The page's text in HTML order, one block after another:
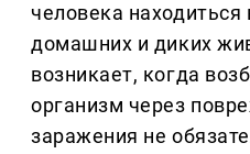
человека
домашних и диких
возникает, когда
организм через
заражения не